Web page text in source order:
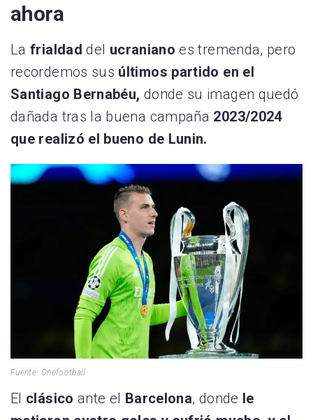
ahora
Lafrialdaddel ucranianoes tremenda, pero
recordemos sus últimos partido en el
Santiago Bernabéu, donde su imagen quedó
dañada tras la buena campaña 2023/2024
que realizó el bueno de Lunin.
Fuente: Onefootball
El clásico ante el Barcelona, donde le